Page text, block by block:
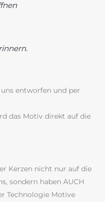
entworfen und per
das Motiv direkt auf die
Kerzen nicht nur auf die
sondern haben AUCH
Technologie Motive